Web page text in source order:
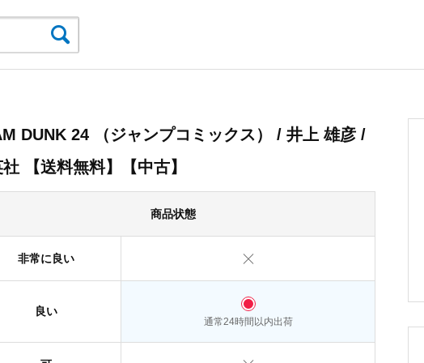
DUNK 24 （ジャンプコミックス） / 井上 雄彦 /
【送料無料】【中古】
商品状態
非常に良い
良い
通常24時間以内出荷